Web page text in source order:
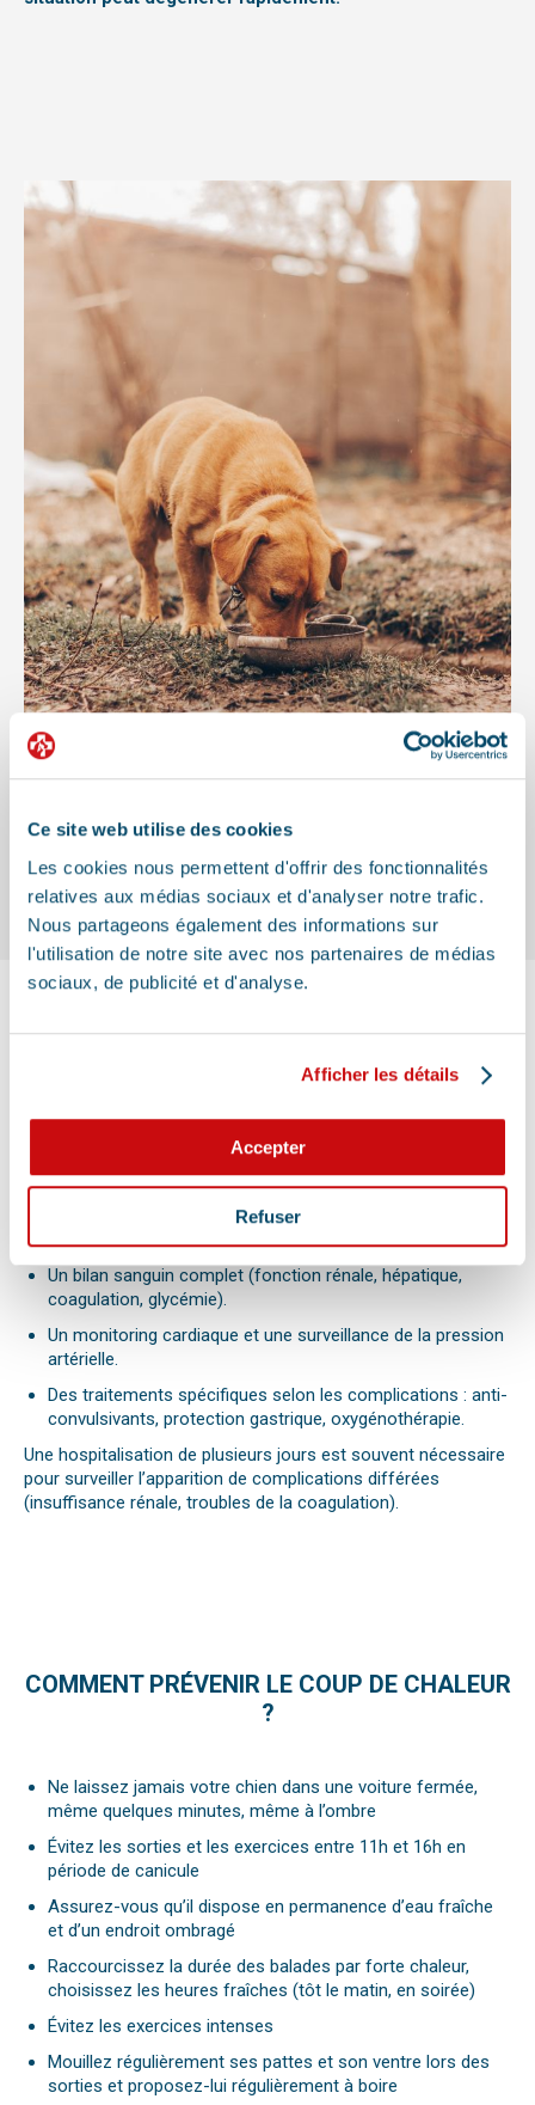
Ce site web utilise des cookies
Les cookies nous permettent d'offrir des fonctionnalités
relatives aux médias sociaux et d'analyser notre trafic.
Nous partageons également des informations sur
l'utilisation de notre site avec nos partenaires de médias
sociaux, de publicité et d'analyse.
Afficher les détails
Accepter
Refuser
PRISE EN CHARGE VÉTÉRINAIRE
À la clinique, le vétérinaire met en place en urgence :
Un refroidissement contrôlé et progressif.
Une perfusion intraveineuse pour corriger la
déshydratation et les déséquilibres électrolytiques.
Un bilan sanguin complet (fonction rénale, hépatique,
coagulation, glycémie).
Un monitoring cardiaque et une surveillance de la pression
artérielle.
Des traitements spécifiques selon les complications : anti-
convulsivants, protection gastrique, oxygénothérapie.
Une hospitalisation de plusieurs jours est souvent nécessaire
pour surveiller l’apparition de complications différées
(insuffisance rénale, troubles de la coagulation).
COMMENT PRÉVENIR LE COUP DE CHALEUR
?
Ne laissez jamais votre chien dans une voiture fermée,
même quelques minutes, même à l’ombre
Évitez les sorties et les exercices entre 11h et 16h en
période de canicule
Assurez-vous qu’il dispose en permanence d’eau fraîche
et d’un endroit ombragé
Raccourcissez la durée des balades par forte chaleur,
choisissez les heures fraîches (tôt le matin, en soirée)
Évitez les exercices intenses
Mouillez régulièrement ses pattes et son ventre lors des
sorties et proposez-lui régulièrement à boire